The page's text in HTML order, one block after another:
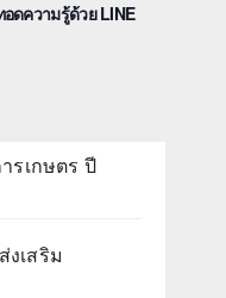
ดความรู้ด้วย LINE
รเกษตร ปี
งเสริม